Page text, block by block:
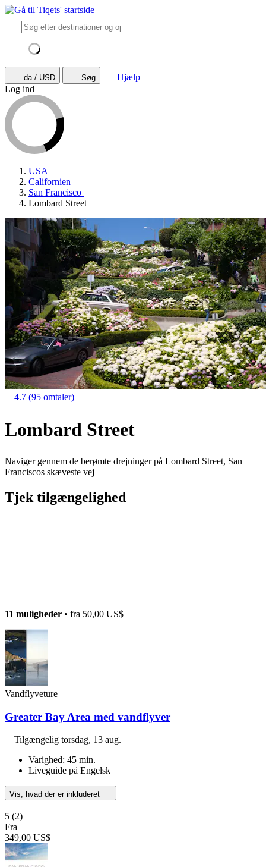
da / USD Søg
Hjælp
Log ind
USA
Californien
San Francisco
Lombard Street
4.7 (95 omtaler)
Lombard Street
Naviger gennem de berømte drejninger på Lombard Street, San
Franciscos skæveste vej
Tjek tilgængelighed
11 muligheder • fra 50,00 US$
Vandflyveture
Greater Bay Area med vandflyver
Tilgængelig torsdag, 13 aug.
Varighed: 45 min.
Liveguide på Engelsk
Vis, hvad der er inkluderet
5 (2)
Fra
349,00 US$